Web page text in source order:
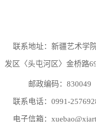
联系地址：新疆艺术学
发区〈头屯河区〉金桥路
邮政编码：830049
联系电话：0991-
电子信箱：